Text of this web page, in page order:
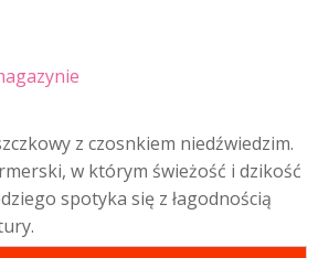
z czosnkiem niedźwiedzim.
w którym świeżość i dzikość
spotyka się z łagodnością